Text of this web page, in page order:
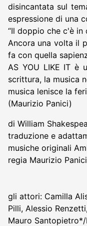
disincantata sul
espressione di una
“Il doppio che c'è in
Ancora una volta il
fa con quella
AS YOU LIKE IT è
scrittura, la musica
musica lenisce la
(Maurizio Panici)
di William
traduzione e
musiche originali
regia Maurizio Panici
gli attori: Camilla
Pilli, Alessio
Mauro